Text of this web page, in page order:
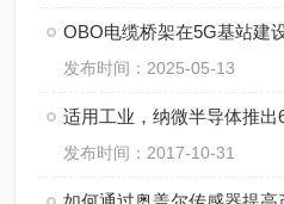
OBO电缆桥架在5G基站建
发布时间：2025-05-13
适用工业，纳微半导体推
发布时间：2017-10-31